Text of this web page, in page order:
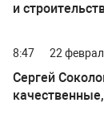
и
8:47 22
Сергей